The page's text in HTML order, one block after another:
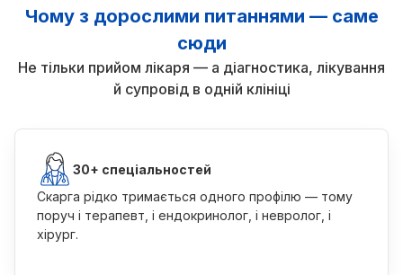
Чому з дорослими питаннями — саме
сюди
Не тільки прийом лікаря — а діагностика, лікування
й супровід в одній клініці
30+ спеціальностей
Скарга рідко тримається одного профілю — тому
поруч і терапевт, і ендокринолог, і невролог, і
хірург.